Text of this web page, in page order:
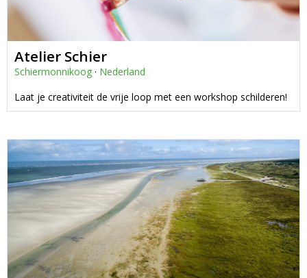
Atelier Schier
Schiermonnikoog · Nederland
Laat je creativiteit de vrije loop met een workshop schilderen!